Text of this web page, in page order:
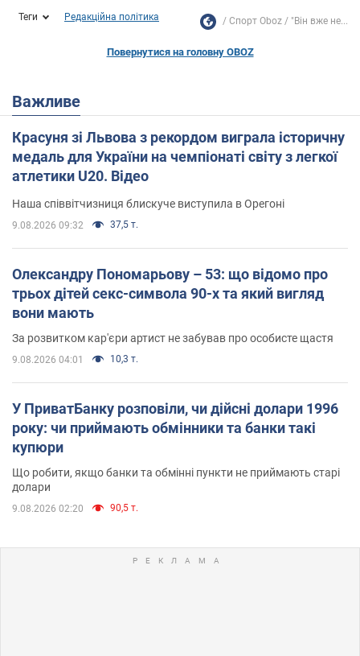
Теги Редакційна політика Спорт Oboz "Він вже не...
Повернутися на головну OBOZ
Важливе
Красуня зі Львова з рекордом виграла історичну
медаль для України на чемпіонаті світу з легкої
атлетики U20. Відео
Наша співвітчизниця блискуче виступила в Орегоні
9.08.2026 09:32 37,5 т.
Олександру Пономарьову – 53: що відомо про
трьох дітей секс-символа 90-х та який вигляд
вони мають
За розвитком кар'єри артист не забував про особисте щастя
9.08.2026 04:01 10,3 т.
У ПриватБанку розповіли, чи дійсні долари 1996
року: чи приймають обмінники та банки такі
купюри
Що робити, якщо банки та обмінні пункти не приймають старі
долари
9.08.2026 02:20 90,5 т.